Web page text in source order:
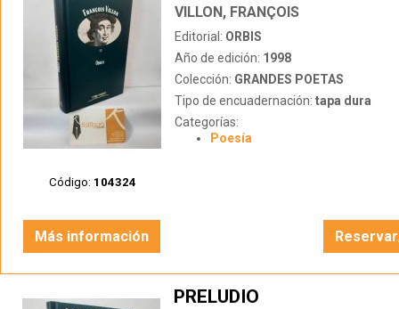
Código: 104324
(BILINGÜE)
VILLON, FRANÇOIS
Editorial: ORBIS
Año de edición: 1998
Colección: GRANDES POETAS
Tipo de encuadernación: tapa dura
Categorías:
Poesía
Más información
PRELUDIO